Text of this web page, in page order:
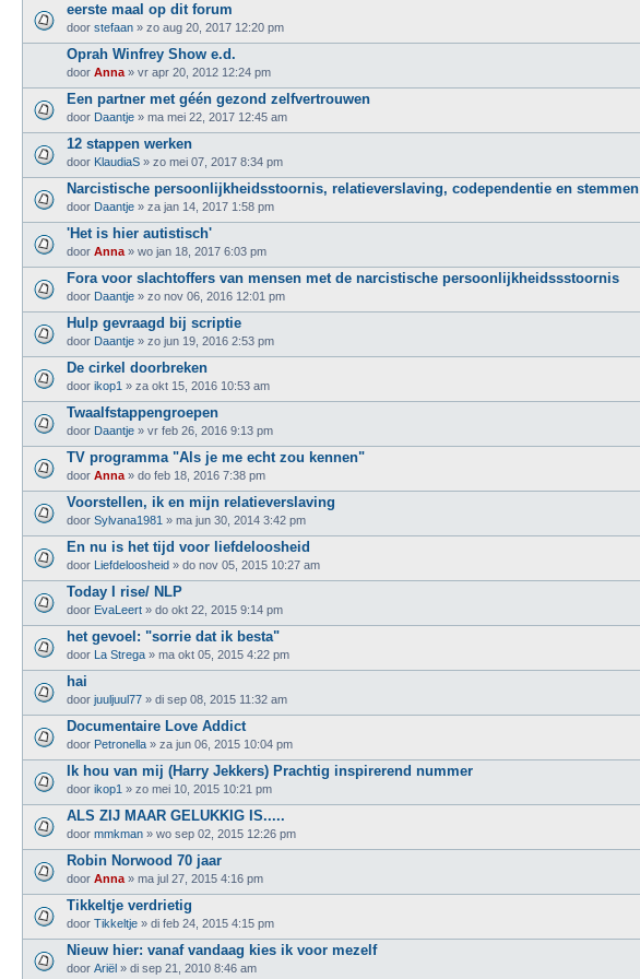
eerste maal op dit forum
door stefaan » zo aug 20, 2017 12:20 pm
Oprah Winfrey Show e.d.
door Anna » vr apr 20, 2012 12:24 pm
Een partner met géén gezond zelfvertrouwen
door Daantje » ma mei 22, 2017 12:45 am
12 stappen werken
door KlaudiaS » zo mei 07, 2017 8:34 pm
Narcistische persoonlijkheidsstoornis, relatieverslaving, codependentie en stemmen
door Daantje » za jan 14, 2017 1:58 pm
'Het is hier autistisch'
door Anna » wo jan 18, 2017 6:03 pm
Fora voor slachtoffers van mensen met de narcistische persoonlijkheidssstoornis
door Daantje » zo nov 06, 2016 12:01 pm
Hulp gevraagd bij scriptie
door Daantje » zo jun 19, 2016 2:53 pm
De cirkel doorbreken
door ikop1 » za okt 15, 2016 10:53 am
Twaalfstappengroepen
door Daantje » vr feb 26, 2016 9:13 pm
TV programma "Als je me echt zou kennen"
door Anna » do feb 18, 2016 7:38 pm
Voorstellen, ik en mijn relatieverslaving
door Sylvana1981 » ma jun 30, 2014 3:42 pm
En nu is het tijd voor liefdeloosheid
door Liefdeloosheid » do nov 05, 2015 10:27 am
Today I rise/ NLP
door EvaLeert » do okt 22, 2015 9:14 pm
het gevoel: "sorrie dat ik besta"
door La Strega » ma okt 05, 2015 4:22 pm
hai
door juuljuul77 » di sep 08, 2015 11:32 am
Documentaire Love Addict
door Petronella » za jun 06, 2015 10:04 pm
Ik hou van mij (Harry Jekkers) Prachtig inspirerend nummer
door ikop1 » zo mei 10, 2015 10:21 pm
ALS ZIJ MAAR GELUKKIG IS.....
door mmkman » wo sep 02, 2015 12:26 pm
Robin Norwood 70 jaar
door Anna » ma jul 27, 2015 4:16 pm
Tikkeltje verdrietig
door Tikkeltje » di feb 24, 2015 4:15 pm
Nieuw hier: vanaf vandaag kies ik voor mezelf
door Ariël » di sep 21, 2010 8:46 am